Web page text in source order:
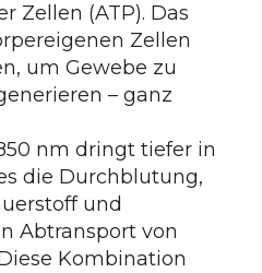
Zellen (ATP). Das
Zellen
um Gewebe zu
– ganz
nm dringt tiefer in
die Durchblutung,
und
Abtransport von
Kombination